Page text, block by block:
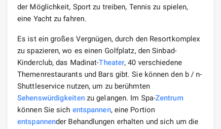
der Möglichkeit, Sport zu treiben, Tennis zu spielen,
eine Yacht zu fahren.
Es ist ein großes Vergnügen, durch den Resortkomplex
zu spazieren, wo es einen Golfplatz, den Sinbad-
Kinderclub, das Madinat-Theater, 40 verschiedene
Themenrestaurants und Bars gibt. Sie können den b / n-
Shuttleservice nutzen, um zu berühmten
Sehenswürdigkeitenzu gelangen. Im Spa-Zentrum
können Sie sich entspannen, eine Portion
entspannender Behandlungen erhalten und sich um die